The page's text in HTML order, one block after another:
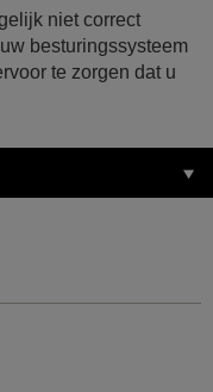
niet correct
besturingssysteem
te zorgen dat u